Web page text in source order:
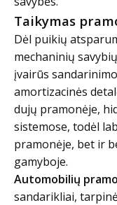
Taikymas
Dėl puikių
mechaninių
įvairūs
amortizacinės
dujų pramonėje,
sistemose, todėl
pramonėje, bet ir
gamyboje.
Automobilių
sandarikliai,